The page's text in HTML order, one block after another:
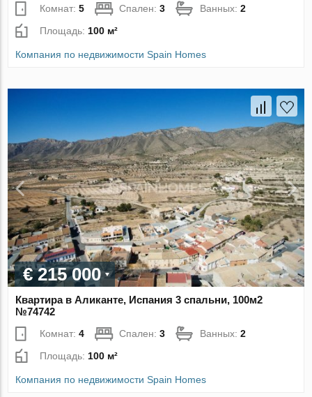
Комнат:5 Спален:3 Ванных:2
Площадь:100 м²
Компания по недвижимости Spain Homes
€ 215 000
Квартира в Аликанте, Испания 3 спальни, 100м2
№74742
Комнат:4 Спален:3 Ванных:2
Площадь: 100 м²
Компания по недвижимости Spain Homes